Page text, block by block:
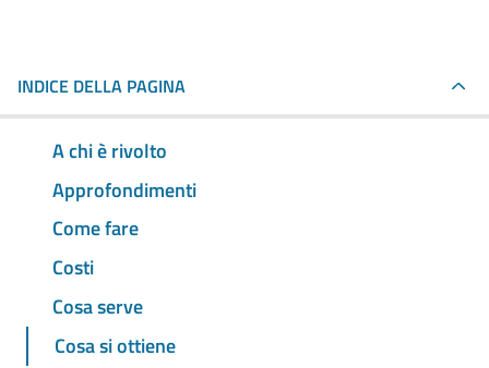
INDICE DELLA PAGINA
A chi è rivolto
Approfondimenti
Come fare
Costi
Cosa serve
Cosa si ottiene